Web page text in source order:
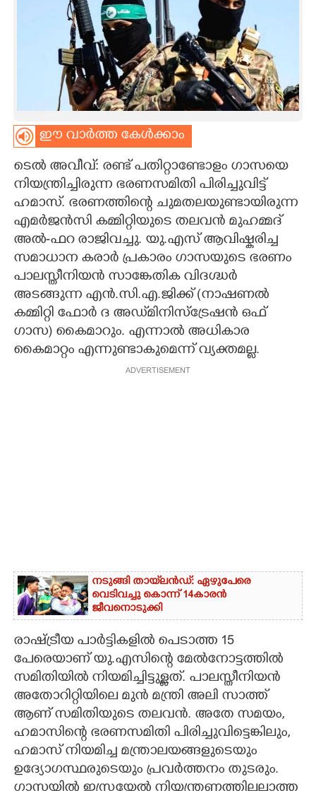
ASTRO
CARTOONS
LITERATURE
ZOOM
CONTACT US
ഈ വാർത്ത കേൾക്കാം
ടെൽ അവീവ്: രണ്ട് പതിറ്റാണ്ടോളം ഗാസയെ
നിയന്ത്രിച്ചിരുന്ന ഭരണസമിതി പിരിച്ചുവിട്ട്
ഹമാസ്. ഭരണത്തിന്റെ ചുമതലയുണ്ടായിരുന്ന
എമർജൻസി കമ്മിറ്റിയുടെ തലവൻ മുഹമ്മദ്
അൽ-ഫറ രാജിവച്ചു. യു.എസ് ആവിഷ്കരിച്ച
സമാധാന കരാർ പ്രകാരം ഗാസയുടെ ഭരണം
പാലസ്തീനിയൻ സാങ്കേതിക വിദഗ്ദ്ധർ
അടങ്ങുന്ന എൻ.സി.എ.ജിക്ക് (നാഷണൽ
കമ്മിറ്റി ഫോർ ദ അഡ്‌മിനിസ്ട്രേഷൻ ഒഫ്
ഗാസ) കൈമാറും. എന്നാൽ അധികാര
കൈമാറ്റം എന്നുണ്ടാകുമെന്ന് വ്യക്തമല്ല.
ADVERTISEMENT
നടുങ്ങി തായ്‌ലൻഡ്: ഏഴുപേരെ
വെടിവച്ചു കൊന്ന് 14കാരൻ
ജീവനൊടുക്കി
രാഷ്ട്രീയ പാർട്ടികളിൽ പെടാത്ത 15
പേരെയാണ് യു.എസിന്റെ മേൽനോട്ടത്തിൽ
സമിതിയിൽ നിയമിച്ചിട്ടുള്ളത്. പാലസ്തീനിയൻ
അതോറിറ്റിയിലെ മുൻ മന്ത്രി അലി സാത്ത്
ആണ് സമിതിയുടെ തലവൻ. അതേ സമയം,
ഹമാസിന്റെ ഭരണസമിതി പിരിച്ചുവിട്ടെങ്കിലും,
ഹമാസ് നിയമിച്ച മന്ത്രാലയങ്ങളുടെയും
ഉദ്യോഗസ്ഥരുടെയും പ്രവർത്തനം തുടരും.